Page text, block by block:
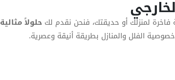
لمنزلك أو حديقتك، فنحن نقدم لك حلولاً مثالية
خصوصية الفلل والمنازل بطريقة أنيقة وعصرية.